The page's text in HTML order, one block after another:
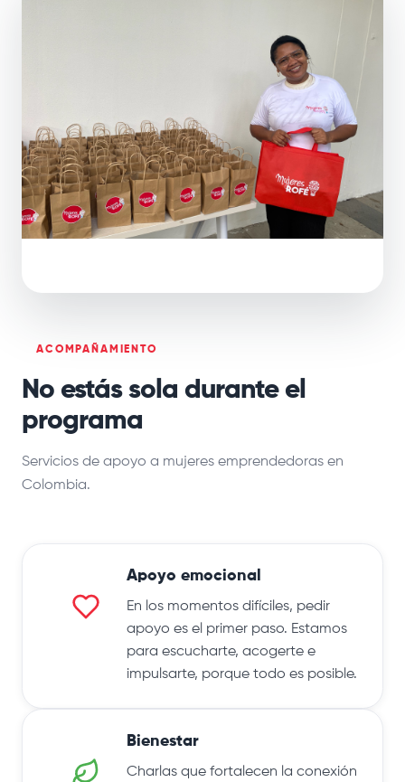
ACOMPAÑAMIENTO
No estás sola durante el
programa
Servicios de apoyo a mujeres emprendedoras en
Colombia.
Apoyo emocional
En los momentos difíciles, pedir
apoyo es el primer paso. Estamos
para escucharte, acogerte e
impulsarte, porque todo es posible.
Bienestar
Charlas que fortalecen la conexión